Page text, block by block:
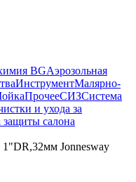
BGАэрозольная
ИнструментМалярно-
ПрочееСИЗСистема
и ухода за
защиты салона
1"DR,32мм Jonnesway